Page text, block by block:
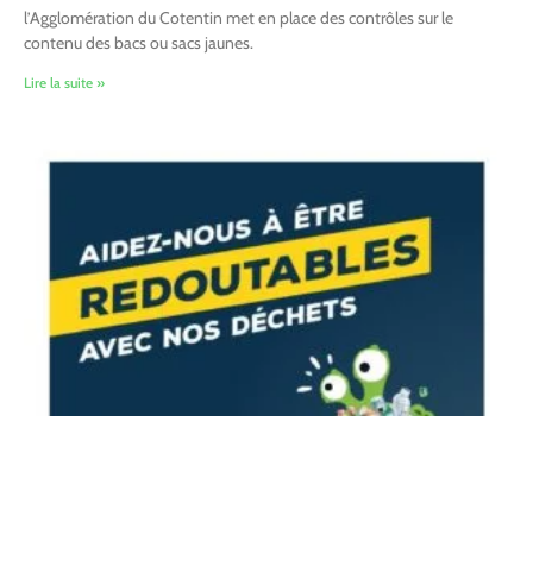
l’Agglomération du Cotentin met en place des contrôles sur le
contenu des bacs ou sacs jaunes.
Lire la suite »